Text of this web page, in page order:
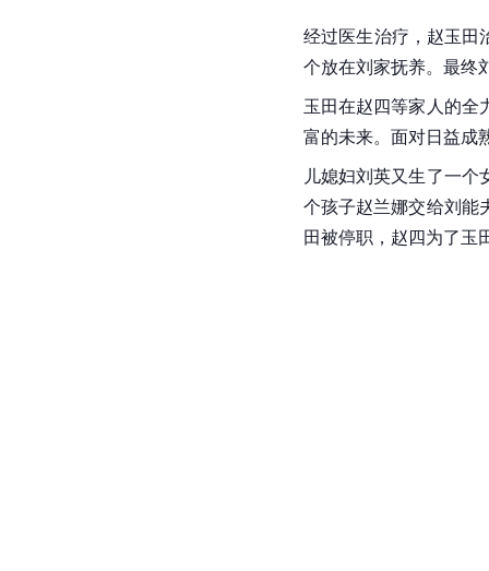
经过医生治疗，赵玉田
个放在刘家抚养。最终
玉田在赵四等家人的全
富的未来。面对日益成
儿媳妇刘英又生了一
个孩子赵兰娜交给刘能
田被停职，赵四为了玉